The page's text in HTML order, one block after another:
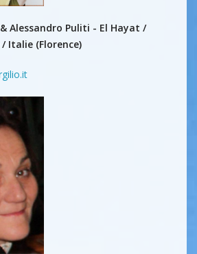
Alessandro Puliti - El Hayat /
/ Italie (Florence)